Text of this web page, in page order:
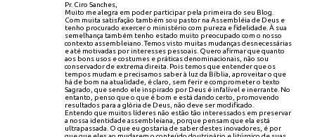
Pr. Ciro Sanches,
Muito me alegra em poder participar pela primeira do seu Blog.
Com muita satisfação também sou pastor na Assembléia de Deus e
tenho procurado exercer o ministério com pureza e fidelidade. À sua
semelhança também tenho estado muito preocupado com o nosso
contexto assembleiano. Temos visto muitas mudanças desnecessárias
e até motivadas por interesses pessoais. Quero afirmar que quanto
aos bons usos e costumes e práticas denominacionais, não sou
conservador de extrema direita. Pois temos que entender que os
tempos mudam e precisamos saber à luz da Bíblia, aproveitar o que
há de bom na atualidade, é claro, sem ferir e comprometer o texto
Sagrado, que sendo ele inspirado por Deus é infalível e inerrante. No
entanto, penso que o que é bom e está dando certo, promovendo
resultados para a glória de Deus, não deve ser modificado.
Entendo que muitos líderes não estão tão interessados em preservar
a nossa identidade assembleiana, porque pensam que ela está
ultrapassada. O que eu gostaria de saber destes inovadores, é por